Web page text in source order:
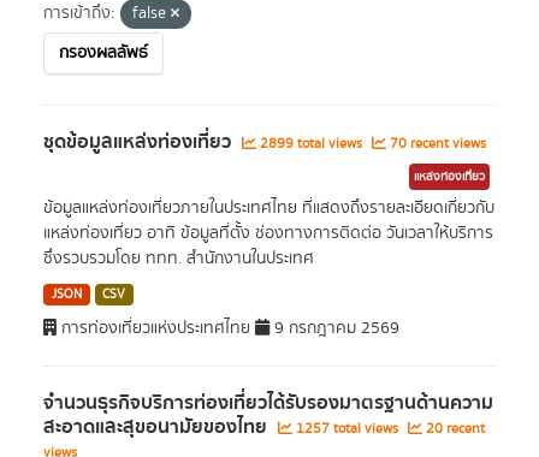
การเข้าถึง:
false
กรองผลลัพธ์
ชุดข้อมูลแหล่งท่องเที่ยว 2899 total views 70 recent views
แหล่งท่องเที่ยว
ข้อมูลแหล่งท่องเที่ยวภายในประเทศไทย ที่แสดงถึงรายละเอียดเกี่ยวกับ
แหล่งท่องเที่ยว อาทิ ข้อมูลที่ตั้ง ช่องทางการติดต่อ วันเวลาให้บริการ
ซึ่งรวบรวมโดย ททท. สำนักงานในประเทศ
JSON CSV
การท่องเที่ยวแห่งประเทศไทย 9 กรกฎาคม 2569
จำนวนธุรกิจบริการท่องเที่ยวได้รับรองมาตรฐานด้านความ
สะอาดและสุขอนามัยของไทย 1257 total views
20 recent
views